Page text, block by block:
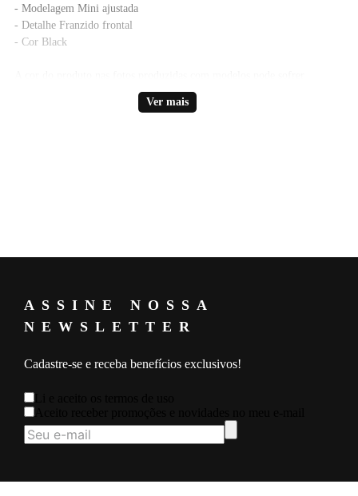
- Modelagem Mini ajustada
- Detalhe Franzido frontal
- Cor Black
alteração em decorrência do uso do flash.
Medidas da Modelo: Medidas da Modelo: Altura: 1,74 Busto: 79
Ver mais
ASSINE NOSSA
NEWSLETTER
Cadastre-se e receba benefícios exclusivos!